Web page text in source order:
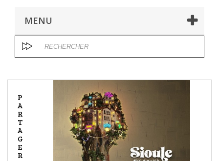
MENU
P
A
R
T
A
G
E
R